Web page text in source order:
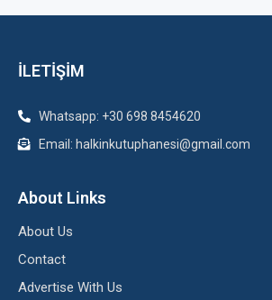
İLETİŞİM
Whatsapp: +30 698 8454620
Email: halkinkutuphanesi@gmail.com
About Links
About Us
Contact
Advertise With Us